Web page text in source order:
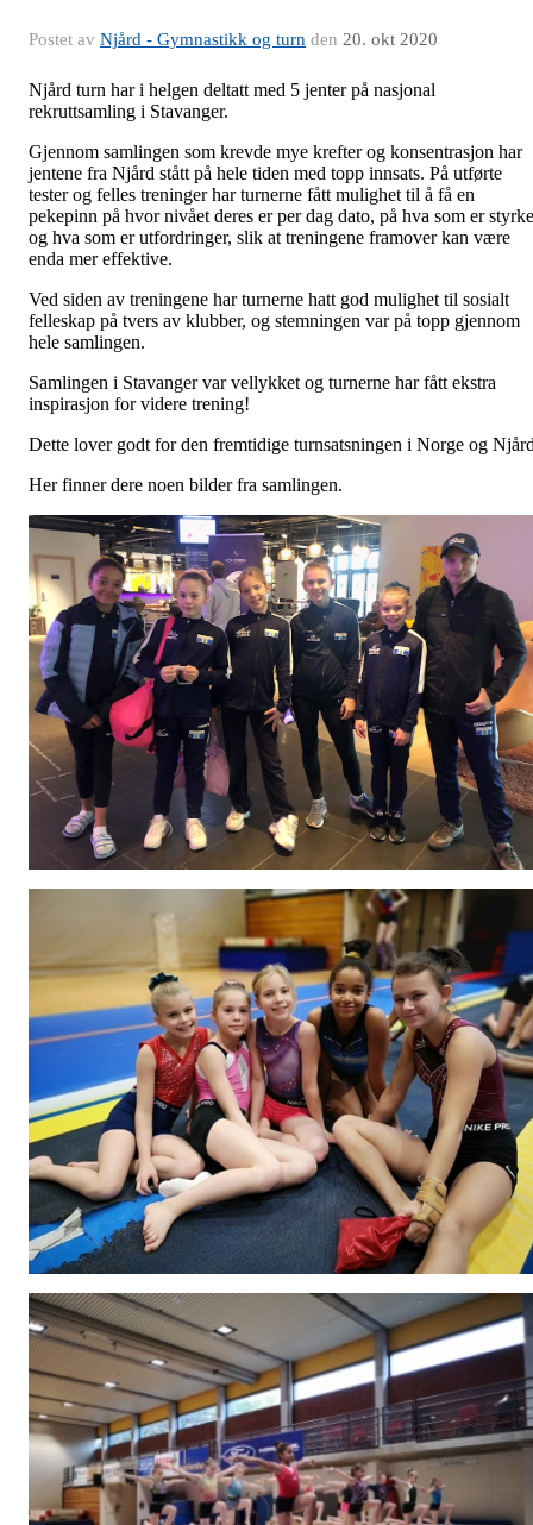
Postet av Njård - Gymnastikk og turn den 20. okt 2020
Njård turn har i helgen deltatt med 5 jenter på nasjonal
rekruttsamling i Stavanger.
Gjennom samlingen som krevde mye krefter og konsentrasjon har
jentene fra Njård stått på hele tiden med topp innsats. På utførte
tester og felles treninger har turnerne fått mulighet til å få en
pekepinn på hvor nivået deres er per dag dato, på hva som er
og hva som er utfordringer, slik at treningene framover kan være
enda mer effektive.
Ved siden av treningene har turnerne hatt god mulighet til sosialt
felleskap på tvers av klubber, og stemningen var på topp gjennom
hele samlingen.
Samlingen i Stavanger var vellykket og turnerne har fått ekstra
inspirasjon for videre trening!
Dette lover godt for den fremtidige turnsatsningen i Norge og
Her finner dere noen bilder fra samlingen.